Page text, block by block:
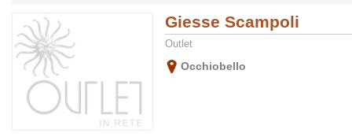
Giesse Scampoli
Outlet
Occhiobello